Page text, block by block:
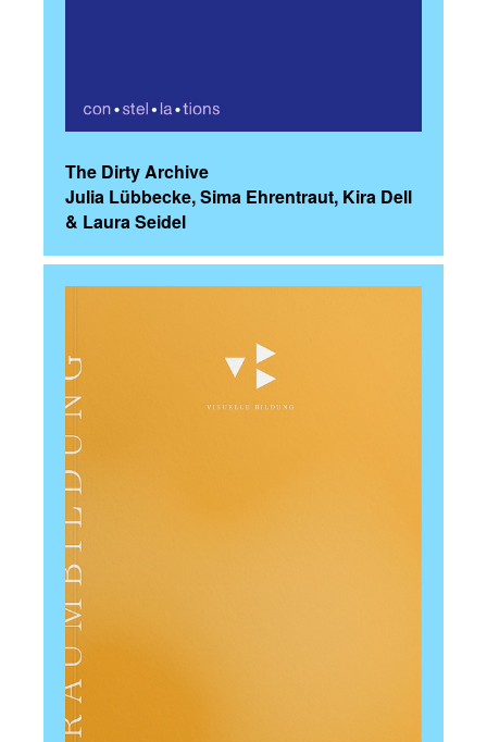
The Dirty Archive
Julia Lübbecke, Sima Ehrentraut, Kira Dell
& Laura Seidel